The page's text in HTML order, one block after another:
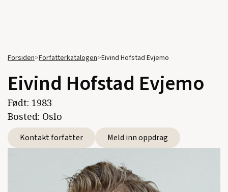
Forsiden>Forfatterkatalogen>Eivind Hofstad Evjemo
Eivind Hofstad Evjemo
Født: 1983
Bosted: Oslo
Kontakt forfatter Meld inn oppdrag